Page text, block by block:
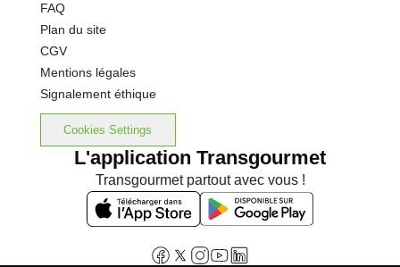
FAQ
Plan du site
CGV
Mentions légales
Signalement éthique
Cookies Settings
L'application Transgourmet
Transgourmet partout avec vous !